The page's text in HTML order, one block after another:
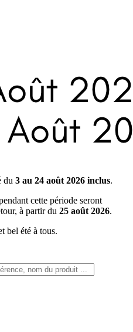
du 3 au 24 août 2026 inclus.
cette période seront
à partir du 25 août 2026.
bel été à tous.